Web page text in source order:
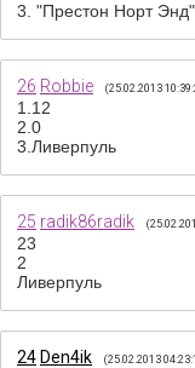
3. "Престон Норт Энд"
26 Robbie (25.02.2013
1.12
2.0
3.Ливерпуль
25 radik86radik
23
2
Ливерпуль
24 Den4ik (25.02.2013